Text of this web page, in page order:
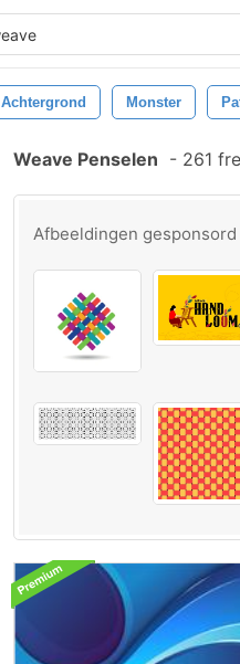
Achtergrond Monster
Weave Penselen - 261
Afbeeldingen